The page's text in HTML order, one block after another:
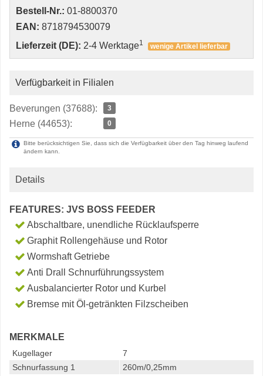
Bestell-Nr.: 01-8800370
EAN: 8718794530079
Lieferzeit (DE): 2-4 Werktage1 wenige Artikel lieferbar
Verfügbarkeit in Filialen
Beverungen (37688): 3
Herne (44653): 0
Bitte berücksichtigen Sie, dass sich die Verfügbarkeit über den Tag hinweg laufend
ändern kann.
Details
FEATURES: JVS BOSS FEEDER
Abschaltbare, unendliche Rücklaufsperre
Graphit Rollengehäuse und Rotor
Wormshaft Getriebe
Anti Drall Schnurführungssystem
Ausbalancierter Rotor und Kurbel
Bremse mit Öl-getränkten Filzscheiben
MERKMALE
Kugellager
7
Schnurfassung 1
260m/0,25mm